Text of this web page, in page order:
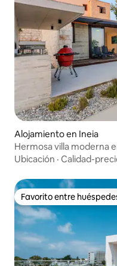
Alojamiento en Ineia
Hermosa villa moderna
Ubicación · Calidad-
Favorito entre
Favorito entre